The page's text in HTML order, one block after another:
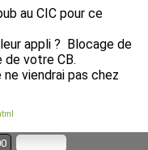
au CIC pour ce
appli ? Blocage de
votre CB.
viendrai pas chez